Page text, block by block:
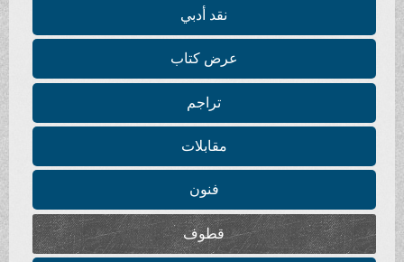
نقد أدبي
عرض كتاب
تراجم
مقابلات
فنون
قطوف